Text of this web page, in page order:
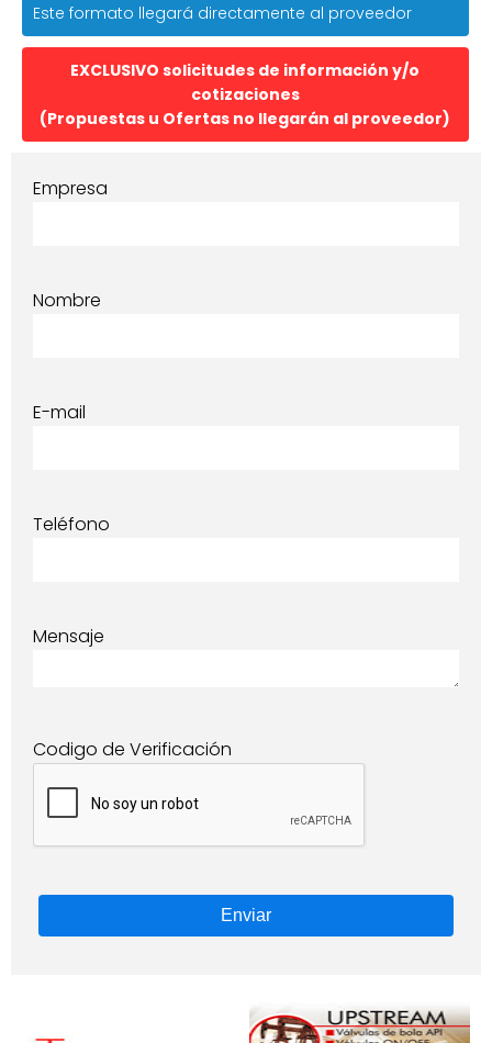
Este formato llegará directamente al proveedor
EXCLUSIVO solicitudes de información y/o
cotizaciones
(Propuestas u Ofertas no llegarán al proveedor)
Empresa
Nombre
E-mail
Teléfono
Mensaje
Codigo de Verificación
Enviar